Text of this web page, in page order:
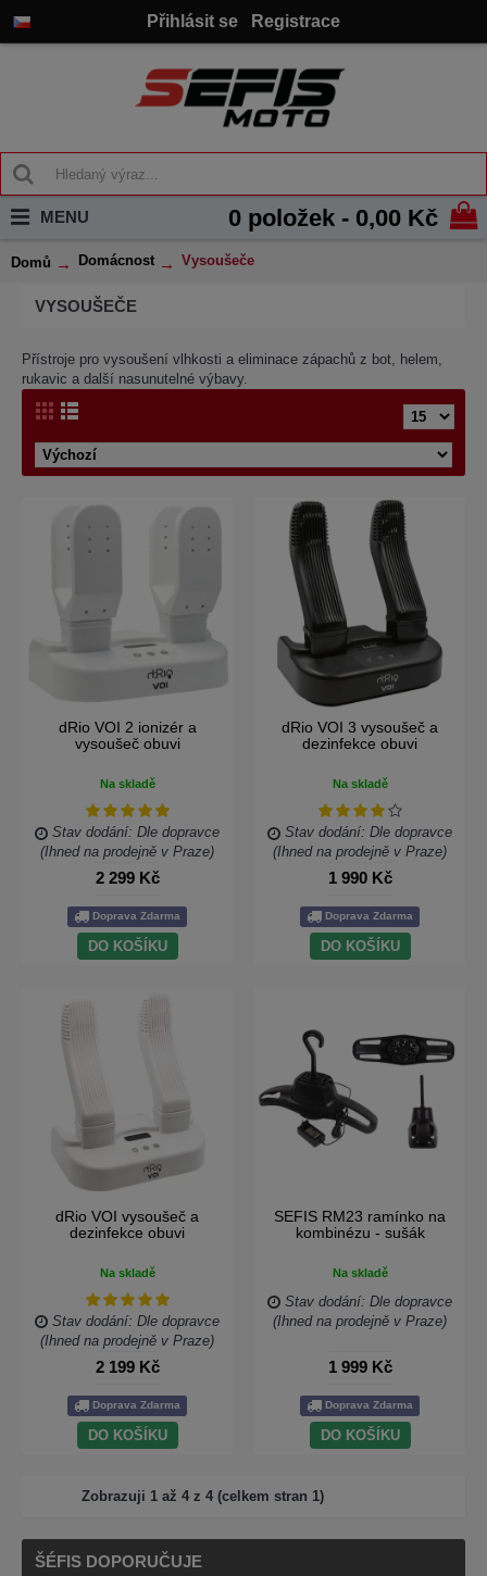
Přihlásit se Registrace
0 položek - 0,00 Kč
MENU
Domů Domácnost Vysoušeče
VYSOUŠEČE
Přístroje pro vysoušení vlhkosti a eliminace zápachů z bot, helem,
rukavic a další nasunutelné výbavy.
dRio VOI 2 ionizér a
vysoušeč obuvi
Na skladě
Stav dodání: Dle dopravce
(Ihned na prodejně v Praze)
2 299 Kč
Doprava Zdarma
DO KOŠÍKU
dRio VOI 3 vysoušeč a
dezinfekce obuvi
Na skladě
Stav dodání: Dle dopravce
(Ihned na prodejně v Praze)
1 990 Kč
Doprava Zdarma
DO KOŠÍKU
dRio VOI vysoušeč a
dezinfekce obuvi
Na skladě
Stav dodání: Dle dopravce
(Ihned na prodejně v Praze)
2 199 Kč
Doprava Zdarma
DO KOŠÍKU
SEFIS RM23 ramínko na
kombinézu - sušák
Na skladě
Stav dodání: Dle dopravce
(Ihned na prodejně v Praze)
1 999 Kč
Doprava Zdarma
DO KOŠÍKU
Zobrazuji 1 až 4 z 4 (celkem stran 1)
ŠÉFIS DOPORUČUJE